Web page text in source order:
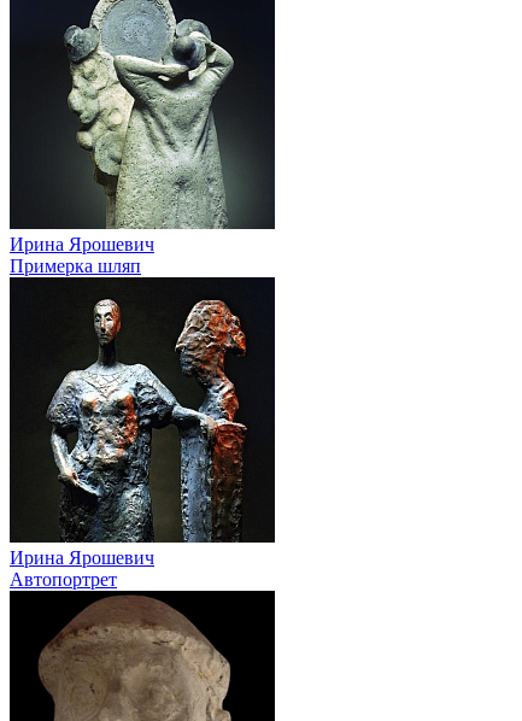
Ирина Ярошевич
Примерка шляп
Ирина Ярошевич
Автопортрет